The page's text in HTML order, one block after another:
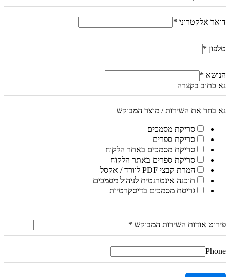
דואר אלקטרוני *
טלפון *
הנושא *
נא כתוב בקצרה
נא בחר את השירות / מוצר המבוקש
סריקת מסמכים
סריקת ספרים
סריקת מסמכים באתר הלקוח
סריקת ספרים באתר הלקוח
המרת קבצי PDF לוורד / אקסל
תוכנה אינטרנטית לניהול מסמכים
גריסת מסמכים בדיסקרטיות
פירוט אודות השירות המבוקש *
Phone